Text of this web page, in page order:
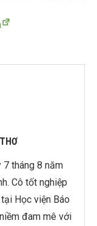
7 tháng 8 năm
Cô tốt nghiệp
Học viện Báo
đam mê với